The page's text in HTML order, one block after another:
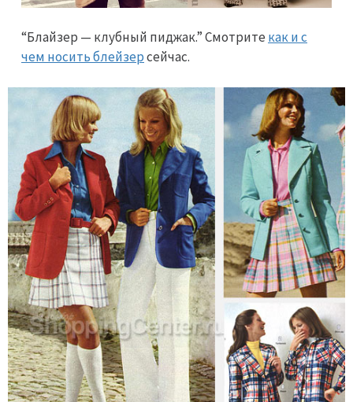
“Блайзер — клубный пиджак.” Смотрите как и с
чем носить блейзерсейчас.